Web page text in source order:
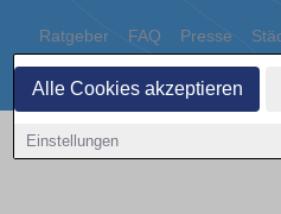
Alle Cookies akzeptieren
Einstellungen
Ratgeber FAQ Presse
Datenschutz
Copyright © 2000 - 2026 | 1A